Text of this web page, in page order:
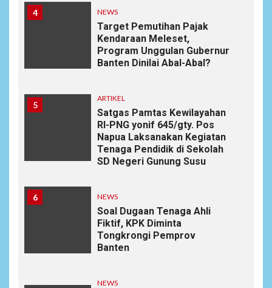
4 NEWS
Target Pemutihan Pajak
Kendaraan Meleset,
Program Unggulan Gubernur
Banten Dinilai Abal-Abal?
5
ARTIKEL
Satgas Pamtas Kewilayahan
RI-PNG yonif 645/gty. Pos
Napua Laksanakan Kegiatan
Tenaga Pendidik di Sekolah
SD Negeri Gunung Susu
6 NEWS
Soal Dugaan Tenaga Ahli
Fiktif, KPK Diminta
Tongkrongi Pemprov
Banten
NEWS